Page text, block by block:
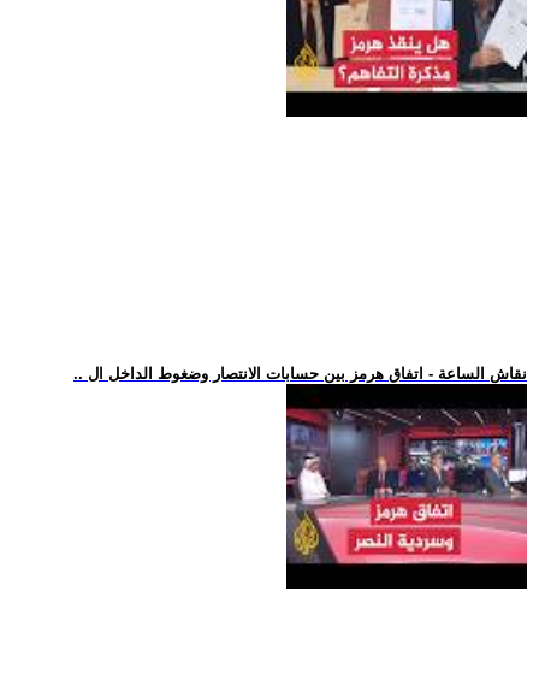
.. نقاش الساعة - اتفاق هرمز بين حسابات الانتصار وضغوط الداخل ال